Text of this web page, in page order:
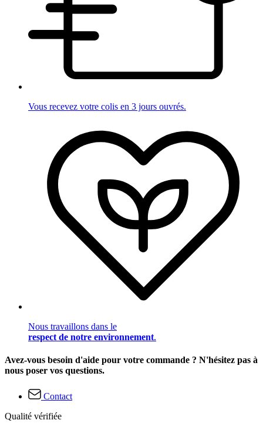
Vous recevez votre colis en 3 jours ouvrés.
Nous travaillons dans le
respect de notre environnement.
Avez-vous besoin d'aide pour votre commande ? N'hésitez pas à
nous poser vos questions.
Contact
Qualité vérifiée